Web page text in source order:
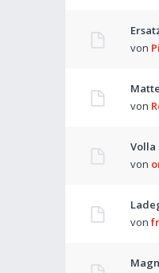
von
von
Volla
von
von